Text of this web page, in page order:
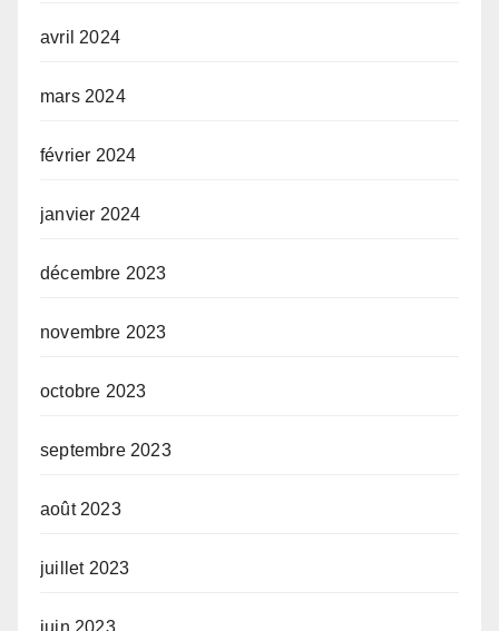
avril 2024
mars 2024
février 2024
janvier 2024
décembre 2023
novembre 2023
octobre 2023
septembre 2023
août 2023
juillet 2023